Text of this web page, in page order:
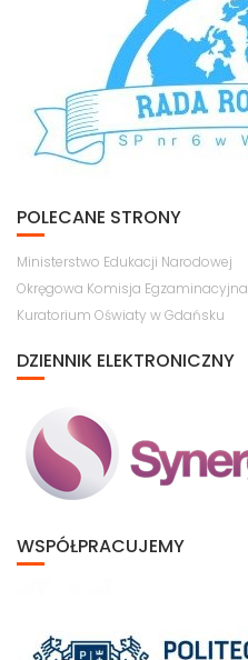
POLECANE STRONY
Ministerstwo Edukacji Narodowej
Okręgowa Komisja Egzaminacyjna
Kuratorium Oświaty w Gdańsku
DZIENNIK ELEKTRONICZNY
WSPÓŁPRACUJEMY